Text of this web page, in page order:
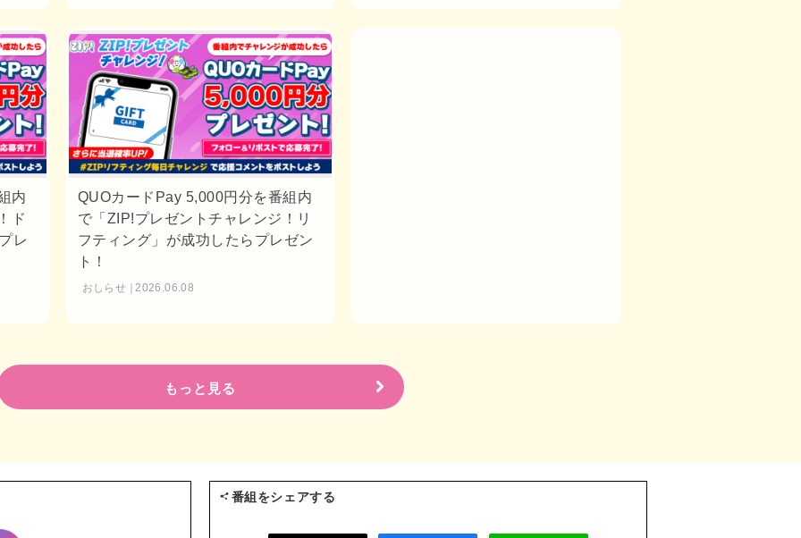
内
ド
レ
QUOカードPay 5,000円分を番組内
で「ZIP!プレゼントチャレンジ！リ
フティング」が成功したらプレゼン
ト！
おしらせ 2026.06.08
もっと見る
番組をシェアする